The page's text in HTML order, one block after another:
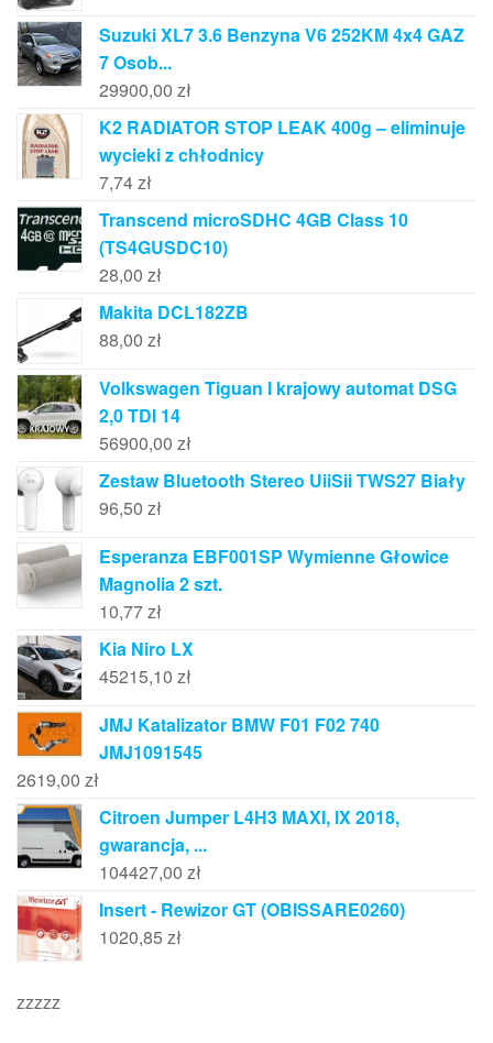
Suzuki XL7 3.6 Benzyna V6 252KM 4x4 GAZ
7 Osob...
29900,00 zł
K2 RADIATOR STOP LEAK 400g – eliminuje
wycieki z chłodnicy
7,74zł
Transcend microSDHC 4GB Class 10
(TS4GUSDC10)
28,00 zł
Makita DCL182ZB
88,00 zł
Volkswagen Tiguan I krajowy automat DSG
2,0 TDI 14
56900,00 zł
Zestaw Bluetooth Stereo UiiSii TWS27 Biały
96,50 zł
Esperanza EBF001SP Wymienne Głowice
Magnolia 2 szt.
10,77zł
Kia Niro LX
45215,10 zł
JMJ Katalizator BMW F01 F02 740
JMJ1091545
2619,00 zł
Citroen Jumper L4H3 MAXI, IX 2018,
gwarancja, ...
104427,00 zł
Insert - Rewizor GT (OBISSARE0260)
1020,85 zł
zzzzz